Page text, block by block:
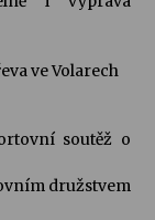
soutěž o
družstvem